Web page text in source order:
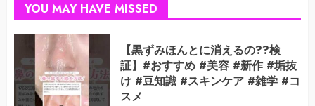
YOU MAY HAVE MISSED
【黒ずみほんとに消えるの??検
証】#おすすめ #美容 #新作 #垢抜
け #豆知識 #スキンケア #雑学 #コ
スメ